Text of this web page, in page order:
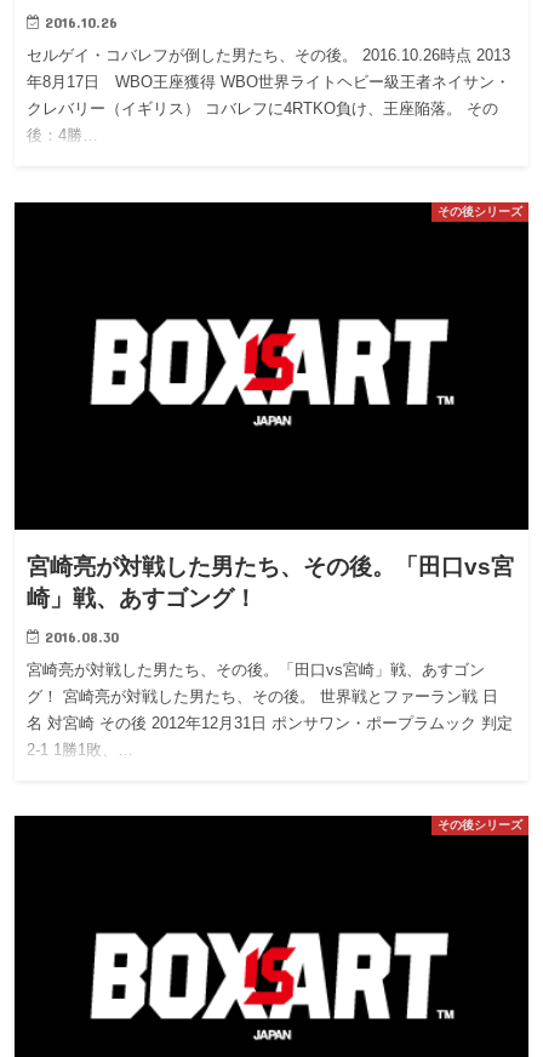
2016.10.26
セルゲイ・コバレフが倒した男たち、その後。 2016.10.26時点 2013
年8月17日 WBO王座獲得 WBO世界ライトヘビー級王者ネイサン・
クレバリー（イギリス） コバレフに4RTKO負け、王座陥落。 その
後：4勝…
その後シリーズ
宮崎亮が対戦した男たち、その後。「田口vs宮
崎」戦、あすゴング！
2016.08.30
宮崎亮が対戦した男たち、その後。「田口vs宮崎」戦、あすゴン
グ！ 宮崎亮が対戦した男たち、その後。 世界戦とファーラン戦 日
名 対宮崎 その後 2012年12月31日 ポンサワン・ポープラムック 判定
2-1 1勝1敗、…
その後シリーズ